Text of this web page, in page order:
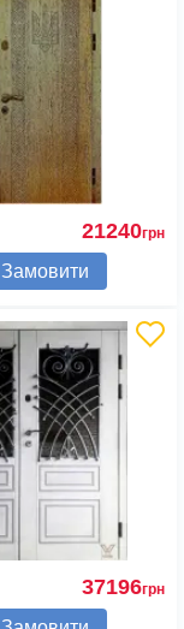
21240грн
Замовити
37196грн